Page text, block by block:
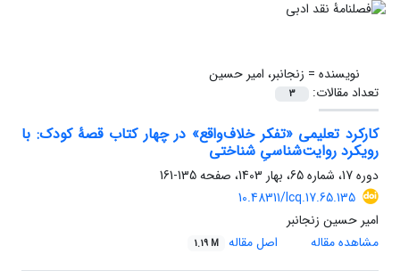
نویسنده = زنجانبر، امیر حسین
تعداد مقالات:
3
کارکرد تعلیمی «تفکر خلاف‌واقع» در چهار کتاب قصۀ کودک: با
رویکرد روایت‌شناسیِ شناختی
دوره 17، شماره 65، بهار 1403، صفحه
135-161
10.48311/lcq.17.65.135
امیر حسین زنجانبر
مشاهده مقاله
اصل مقاله 1.19 M